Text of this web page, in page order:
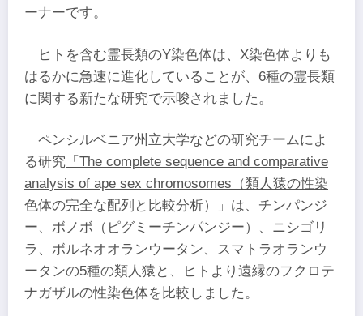
ーナーです。
ヒトを含む霊長類のY染色体は、X染色体よりも
はるかに急速に進化していることが、6種の霊長類
に関する新たな研究で示唆されました。
ペンシルベニア州立大学などの研究チームによ
る研究 「The complete sequence and comparative
analysis of ape sex chromosomes（類人猿の性染
色体の完全な配列と比較分析）」 は、チンパンジ
ー、ボノボ（ピグミーチンパンジー）、ニシゴリ
ラ、ボルネオオランウータン、スマトラオランウ
ータンの5種の類人猿と、ヒトより遠縁のフクロテ
ナガザルの性染色体を比較しました。